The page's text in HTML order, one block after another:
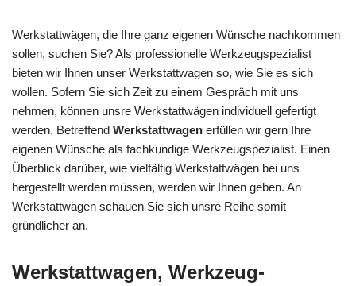
Werkstattwägen, die Ihre ganz eigenen Wünsche nachkommen
sollen, suchen Sie? Als professionelle Werkzeugspezialist
bieten wir Ihnen unser Werkstattwagen so, wie Sie es sich
wollen. Sofern Sie sich Zeit zu einem Gespräch mit uns
nehmen, können unsre Werkstattwägen individuell gefertigt
werden. Betreffend Werkstattwagen erfüllen wir gern Ihre
eigenen Wünsche als fachkundige Werkzeugspezialist. Einen
Überblick darüber, wie vielfältig Werkstattwägen bei uns
hergestellt werden müssen, werden wir Ihnen geben. An
Werkstattwägen schauen Sie sich unsre Reihe somit
gründlicher an.
Werkstattwagen, Werkzeug-